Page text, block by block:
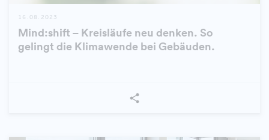
16.08.2023
Mind:shift – Kreisläufe neu denken. So
gelingt die Klimawende bei Gebäuden.